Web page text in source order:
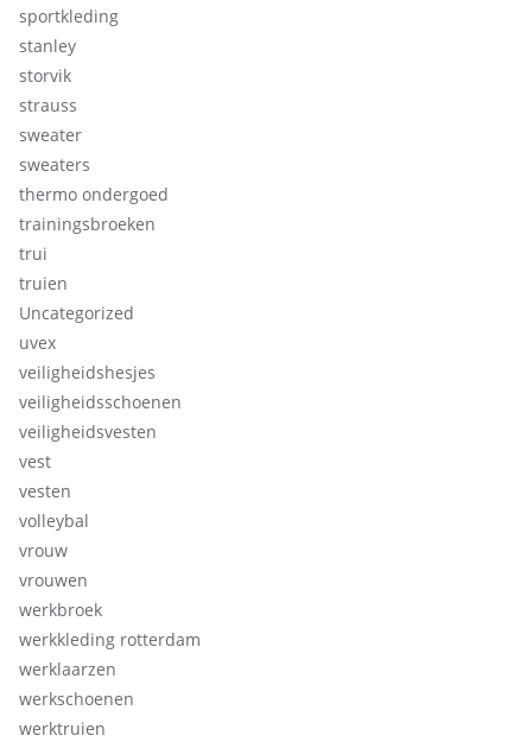
sportkleding
stanley
storvik
strauss
sweater
sweaters
thermo ondergoed
trainingsbroeken
trui
truien
Uncategorized
uvex
veiligheidshesjes
veiligheidsschoenen
veiligheidsvesten
vest
vesten
volleybal
vrouw
vrouwen
werkbroek
werkkleding rotterdam
werklaarzen
werkschoenen
werktruien